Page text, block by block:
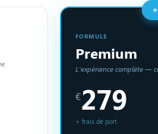
FORMULE
Premium
L'expérience complète —
€279
+ frais de port